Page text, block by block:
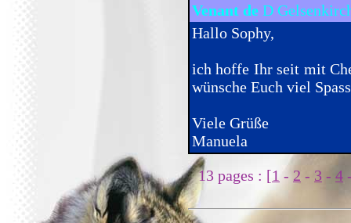
Venant de D
Hallo Sophy,
ich hoffe Ihr seit mit
wünsche Euch viel
Viele Grüße
Manuela
13 pages : [1 - 2 - 3 - 4